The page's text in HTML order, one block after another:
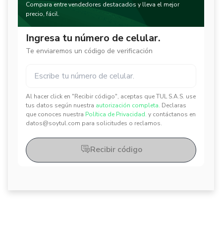
Compara entre vendedores destacados y lleva el mejor
precio, fácil.
Ingresa tu número de celular.
Te enviaremos un código de verificación
Al hacer click en "Recibir código", aceptas que TUL S.A.S. use
tus datos según nuestra autorización completa. Declaras
que conoces nuestra Política de Privacidad. y contáctanos en
datos@soytul.com para solicitudes o reclamos.
✕
✕
Recibir código